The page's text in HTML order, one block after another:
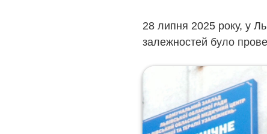
28 липня 2025 року, у
залежностей було